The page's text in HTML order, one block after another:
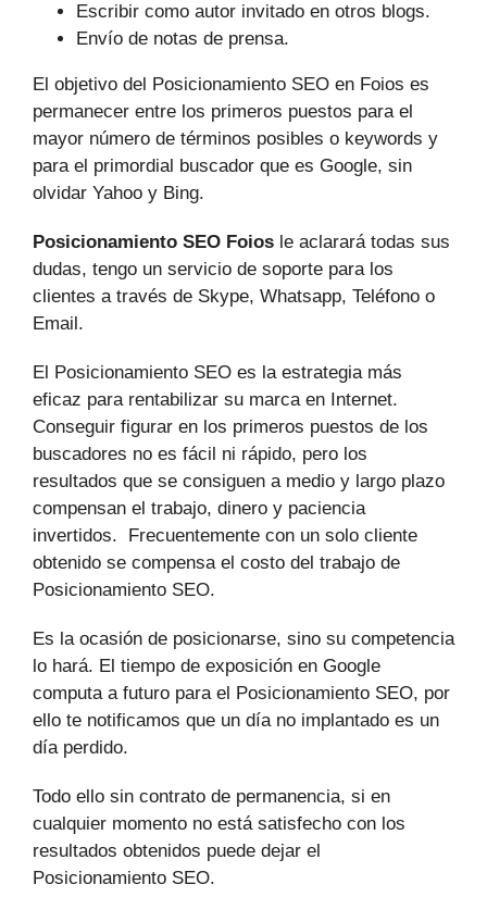
Escribir como autor invitado en otros blogs.
Envío de notas de prensa.
El objetivo del Posicionamiento SEO en Foios es
permanecer entre los primeros puestos para el
mayor número de tér­minos posibles o keywords y
para el primordial buscador que es Google, sin
olvidar Yahoo y Bing.
Posicionamiento SEO Foios le aclarará todas sus
dudas, tengo un servicio de soporte para los
clientes a través de Skype, Whatsapp, Teléfono o
Email.
El Posicionamiento SEO es la estrategia más
eficaz para rentabilizar su marca en Internet.
Conseguir figurar en los primeros puestos de los
buscadores no es fácil ni rápido, pero los
resultados que se consiguen a medio y largo plazo
compensan el trabajo, dinero y paciencia
invertidos. Frecuentemente con un solo cliente
obtenido se compensa el costo del trabajo de
Posicionamiento SEO.
Es la ocasión de posicionarse, sino su competencia
lo hará. El tiempo de exposición en Google
computa a futuro para el Posicionamiento SEO, por
ello te notificamos que un día no implantado es un
día perdido.
Todo ello sin contrato de permanencia, si en
cualquier momento no está satisfecho con los
resultados obtenidos puede dejar el
Posicionamiento SEO.